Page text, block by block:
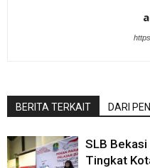
BERITA TERKAIT DARI
SLB
Tingkat